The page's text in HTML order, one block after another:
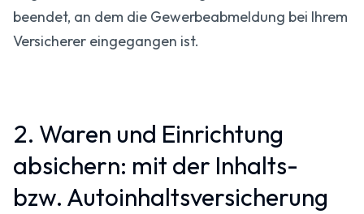
beendet, an dem die Gewerbeabmeldung bei Ihrem
Versicherer eingegangen ist.
2. Waren und Einrichtung
absichern: mit der Inhalts-
bzw. Autoinhalts­versicherung